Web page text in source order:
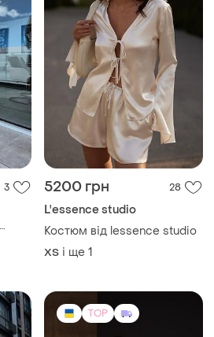
3 5200 грн 28
L'essence studio
Костюм від lessence studio
ХS і ще 1
TOP